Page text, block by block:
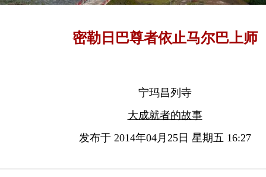
密勒日巴尊者依止马尔巴上师
宁玛昌列寺
大成就者的故事
发布于 2014年04月25日 星期五 16:27